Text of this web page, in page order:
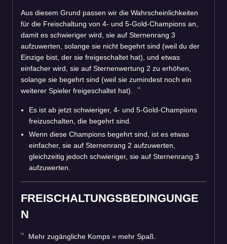
Aus diesem Grund passen wir die Wahrscheinlichkeiten
für die Freischaltung von 4- und 5-Gold-Champions an,
damit es schwieriger wird, sie auf Sternenrang 3
aufzuwerten, solange sie nicht begehrt sind (weil du der
Einzige bist, der sie freigeschaltet hat), und etwas
einfacher wird, sie auf Sternenwertung 2 zu erhöhen,
solange sie begehrt sind (weil sie zumindest noch ein
weiterer Spieler freigeschaltet hat).
Es ist ab jetzt schwieriger, 4- und 5-Gold-Champions
freizuschalten, die begehrt sind.
Wenn diese Champions begehrt sind, ist es etwas
einfacher, sie auf Sternenrang 2 aufzuwerten,
gleichzeitig jedoch schwieriger, sie auf Sternenrang 3
aufzuwerten.
FREISCHALTUNGSBEDINGUNGE
N
Mehr zugängliche Komps = mehr Spaß.